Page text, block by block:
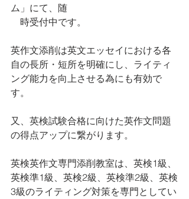
ム」にて、随
時受付中です。
英作文添削は英文エッセイにおける各
自の長所・短所を明確にし、ライティ
ング能力を向上させる為にも有効で
す。
又、英検試験合格に向けた英作文問題
の得点アップに繋がります。
英検英作文専門添削教室は、英検1級、
英検準1級、英検2級、英検準2級、英検
3級のライティング対策を専門としてい